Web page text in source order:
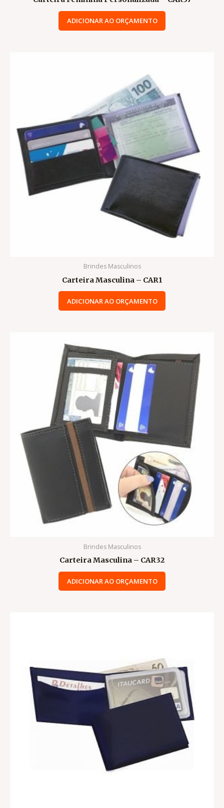
ADICIONAR AO ORÇAMENTO
Brindes Masculinos
Carteira Masculina – CAR1
ADICIONAR AO ORÇAMENTO
Brindes Masculinos
Carteira Masculina – CAR32
ADICIONAR AO ORÇAMENTO